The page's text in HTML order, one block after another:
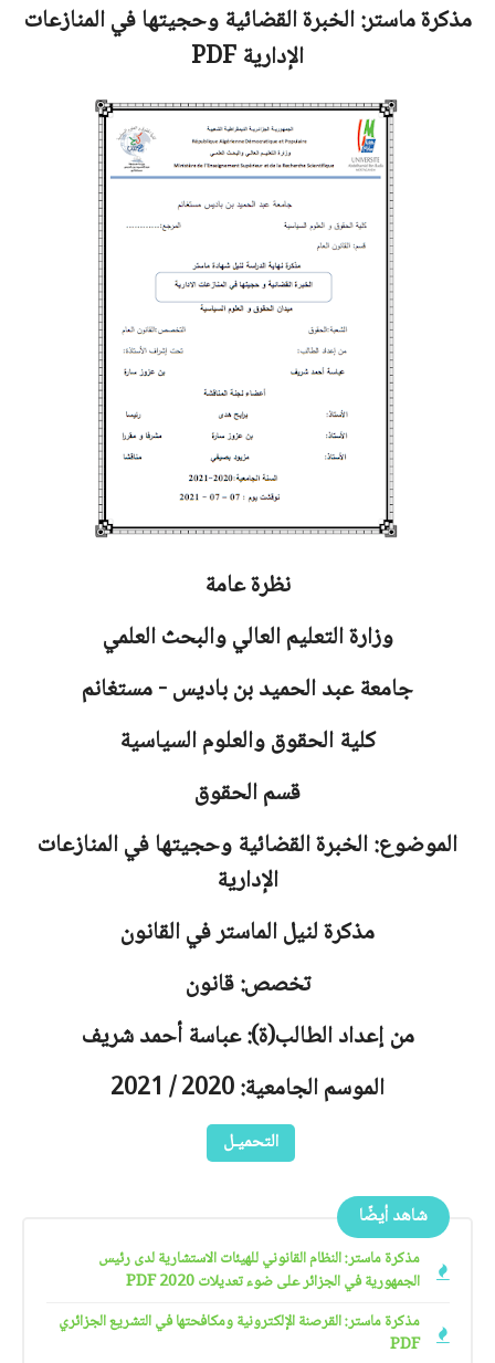
مذكرة ماستر:الخبرة القضائية وحجيتها في المنازعات
الإداريةPDF
نظرة عامة
وزارة التعليم العالي والبحث العلمي
جامعةعبد الحميد بن باديس - مستغانم
كلية الحقوق والعلوم السياسية
قسم الحقوق
الموضوع: الخبرة القضائية وحجيتها في المنازعات
الإدارية
مذكرة لنيل الماستر في القانون
تخصص: قانون
من إعداد الطالب(ة): عباسة أحمد شريف
الموسم الجامعية: 2020 / 2021
التحميـل
شاهد أيضًا
مذكرة ماستر: النظام القانوني للهيئات الاستشارية لدى رئيس
الجمهورية في الجزائر على ضوء تعديلات 2020 PDF
مذكرة ماستر: القرصنة الإلكترونية ومكافحتها في التشريع الجزائري
PDF